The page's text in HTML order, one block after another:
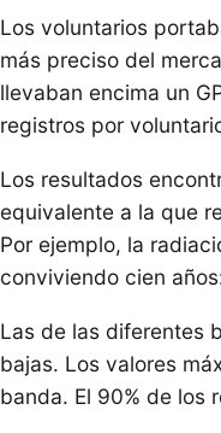
Los voluntarios
más preciso del
llevaban encima un
registros por
Los resultados
equivalente a la que
Por ejemplo, la
conviviendo cien
Las de las diferentes
bajas. Los valores
banda. El 90% de los